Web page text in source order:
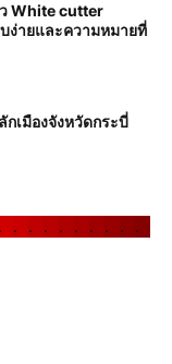
White cutter
ง่ายและความหมายที่
เมืองจังหวัดกระบี่
. . . . . . . . . .